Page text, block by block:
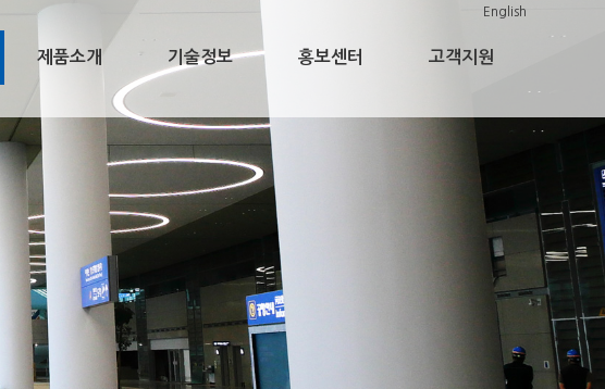
English
제품소개 기술정보 홍보센터 고객지원